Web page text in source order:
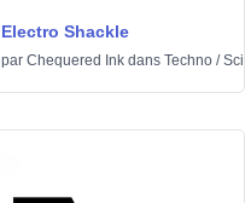
Electro Shackle
par Chequered Ink dans Techno /